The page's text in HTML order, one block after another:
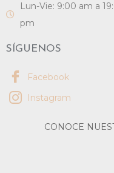
Lun-Vie: 9:00 am a
pm
SÍGUENOS
Facebook
Instagram
CONOCE